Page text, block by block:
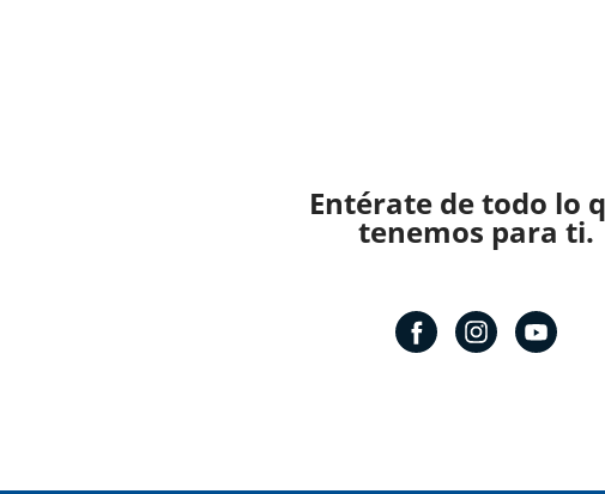
Entérate de todo lo
tenemos para ti.